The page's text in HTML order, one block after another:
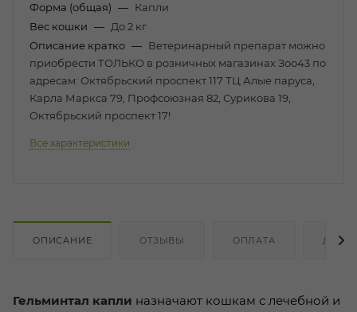
Форма (общая) — Капли
Вес кошки — До 2 кг
Описание кратко — Ветеринарный препарат можно
приобрести ТОЛЬКО в розничных магазинах Зоо43 по
адресам: Октябрьский проспект 117 ТЦ Алые паруса,
Карла Маркса 79, Профсоюзная 82, Сурикова 19,
Октябрьский проспект 17!
Все характеристики
ОПИСАНИЕ ОТЗЫВЫ ОПЛАТА
Гельминтал капли назначают кошкам с лечебной и